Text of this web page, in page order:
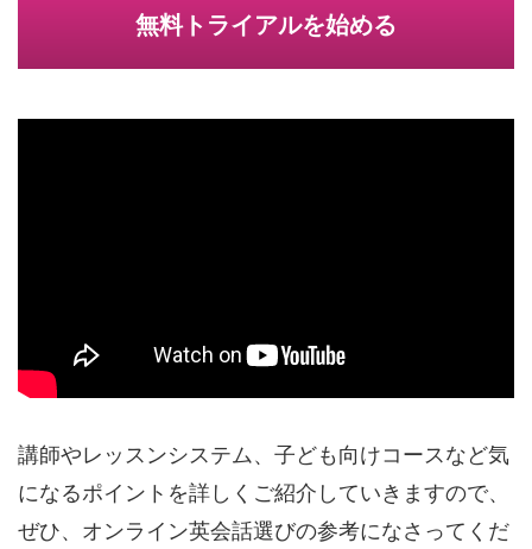
無料トライアルを始める
講師やレッスンシステム、子ども向けコースなど気
になるポイントを詳しくご紹介していきますので、
ぜひ、オンライン英会話選びの参考になさってくだ